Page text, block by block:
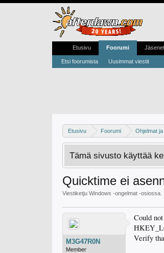
Etusivu Foorumi Ohjelmat
Tämä sivusto käyttää
Quicktime ei
Viestiketju Windows -ongelmat -osiossa.
M3G47R0N
Member
Could
Verify
Etusivu Foorumi
Etsi foorumista Uusimmat viestit
Jäsenet